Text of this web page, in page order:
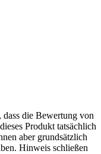
die Bewertung von
Produkt tatsächlich
aber grundsätzlich
Hinweis schließen